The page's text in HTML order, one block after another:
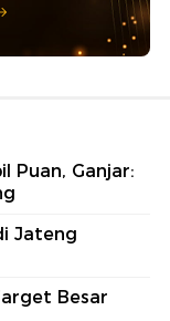
Puan, Ganjar:
Jateng
Besar